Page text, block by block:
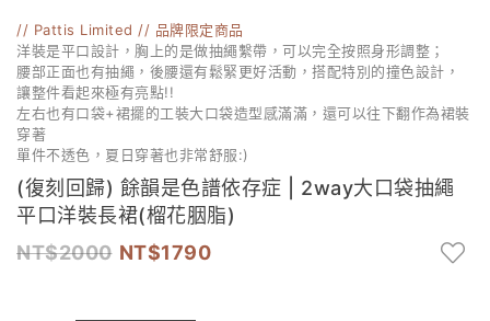
// Pattis Limited // 品牌限定商品
洋裝是平口設計，胸上的是做抽繩繫帶，可以完全按照身形調整；
腰部正面也有抽繩，後腰還有鬆緊更好活動，搭配特別的撞色設計，
讓整件看起來極有亮點!!
左右也有口袋+裙擺的工裝大口袋造型感滿滿，還可以往下翻作為裙裝
穿著
單件不透色，夏日穿著也非常舒服:)
(復刻回歸) 餘韻是色譜依存症 | 2way大口袋抽繩
平口洋裝長裙(榴花胭脂)
2000
1790